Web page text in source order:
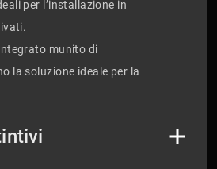
per l’installazione in
munito di
la soluzione ideale per la